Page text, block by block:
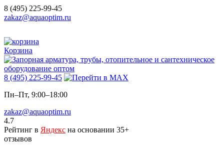
8 (495) 225-99-45
zakaz@aquaoptim.ru
Корзина
8 (495) 225-99-45
Пн–Пт, 9:00–18:00
zakaz@aquaoptim.ru
4.7
Рейтинг в Яндекс на основании 35+
отзывов